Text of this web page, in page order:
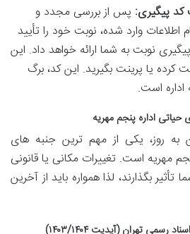
کد پیگیری: پس از بررسی مجدد و
وارد شده، نوبت خود را تأیید
نوبت به شما ارائه خواهد داد. این
کرده یا پرینت بگیرید. این کد، برگ
اداره است.
اداره پنجم مهریه
به روز، یکی از مهم ترین جنبه های
مهریه است. تغییرات مکانی یا قانونی
تأثیر بگذارند، لذا همواره باید از آخرین
تهران (آپدیت ۱۴۰۳/۱۴۰۴)